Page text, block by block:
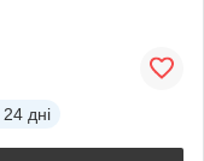
24 дні